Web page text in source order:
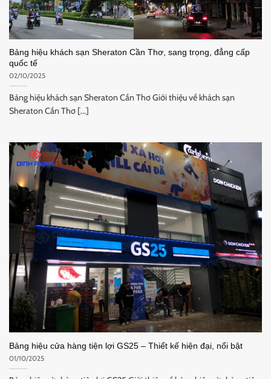
Bảng hiệu khách sạn Sheraton Cần Thơ, sang trọng, đẳng cấp
quốc tế
02/10/2025
Bảng hiệu khách sạn Sheraton Cần Thơ Giới thiệu về khách sạn
Sheraton Cần Thơ [...]
Bảng hiệu cửa hàng tiện lợi GS25 – Thiết kế hiện đại, nổi bật
01/10/2025